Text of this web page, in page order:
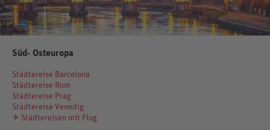
Süd- Osteuropa
Städtereise Barcelona
Städtereise Rom
Städtereise Prag
Städtereise Venedig
✈ Städtereisen mit Flug